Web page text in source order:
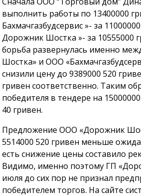
выполнить работы по 13400000
Бахмачгазбудсервис »- за
Дорожник Шостка »- за 10555000
борьба развернулась именно
Шостка» и ООО
снизили цену до 9389000 520
гривен соответственно. Таким
победителя в тендере на
40 гривен.
Предложение ООО «Дорожник
5514000 520 гривен меньше
есть снижение цены составило
Видимо, именно поэтому ГП
июля до сих пор не признал
победителем торгов. На сайте